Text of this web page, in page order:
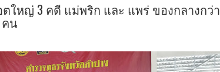
ใหญ่ 3 คดี แม่พริก และ แพร่ ของกลางกว่า
คน